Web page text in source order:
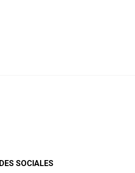
SOCIALES